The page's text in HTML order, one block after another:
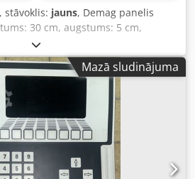
, stāvoklis: jauns, Demag panelis
30 cm, augstums: 5 cm,
398-0DE14. Dcsdpfx
Mazā sludinājuma